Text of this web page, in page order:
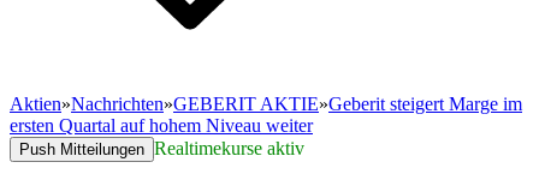
Aktien»Nachrichten»GEBERIT AKTIE»Geberit steigert Marge im
ersten Quartal auf hohem Niveau weiter
Push Mitteilungen Realtimekurse aktiv